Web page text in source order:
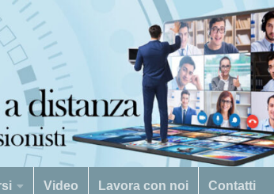
Video Lavora con noi Contatti